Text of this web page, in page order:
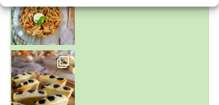
~ FINANCIERS MYRTILLES ET CITRON ~
Aujourd'hu